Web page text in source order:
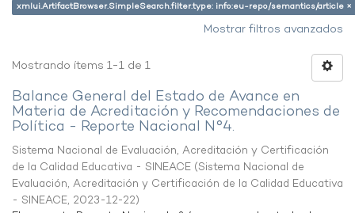
xmlui.ArtifactBrowser.SimpleSearch.filter.type: info:eu-repo/semantics/article ×
Mostrar filtros avanzados
Mostrando ítems 1-1 de 1
Balance General del Estado de Avance en
Materia de Acreditación y Recomendaciones de
Política - Reporte Nacional N°4.
Sistema Nacional de Evaluación, Acreditación y Certificación
de la Calidad Educativa - SINEACE (Sistema Nacional de
Evaluación, Acreditación y Certificación de la Calidad Educativa
- SINEACE, 2023-12-22)